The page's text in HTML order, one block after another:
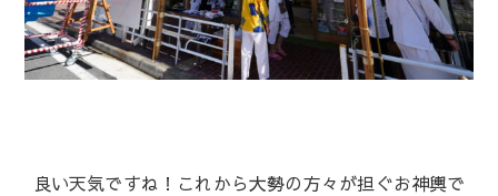
良い天気ですね！これから大勢の方々が担ぐお神輿で